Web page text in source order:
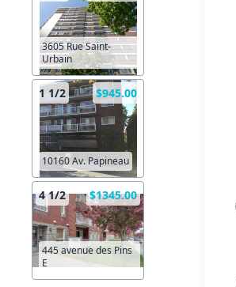
3605 Rue Saint-
Urbain
1 1/2 $945.00
10160 Av. Papineau
4 1/2 $1345.00
445 avenue des Pins
E